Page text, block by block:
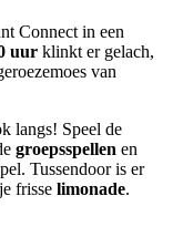
Connect in een
uur klinkt er gelach,
van
langs! Speel de
groepsspellen en
Tussendoor is er
frisse limonade.